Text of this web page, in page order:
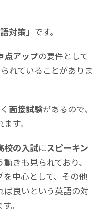
対策」です。
点アップの要件として
れていることがありま
面接試験があるので、
す。
校の入試にスピーキン
きも見られており、
を中心として、その他
ば良いという英語の対
。